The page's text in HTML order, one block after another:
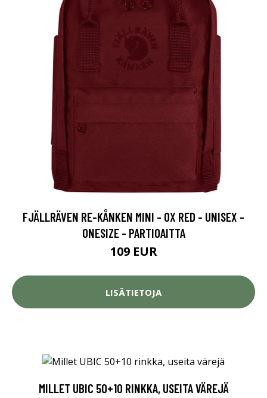
FJÄLLRÄVEN RE-KÅNKEN MINI - OX RED - UNISEX -
ONESIZE - PARTIOAITTA
109 EUR
LISÄTIETOJA
MILLET UBIC 50+10 RINKKA, USEITA VÄREJÄ